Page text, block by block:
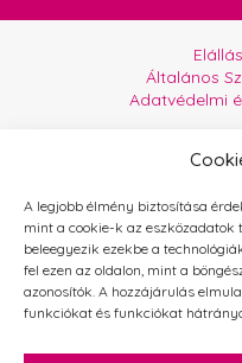
A legjobb élmény biztosítása
mint a cookie-k az eszközadatok
beleegyezik ezekbe a
fel ezen az oldalon, mint a
azonosítók. A hozzájárulás
funkciókat és funkciókat
Általános
Adatvédelmi